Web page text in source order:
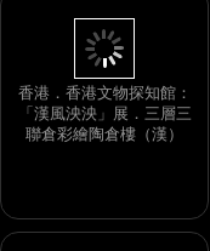
香港．香港文物探知館：
「漢風泱泱」展．三層三